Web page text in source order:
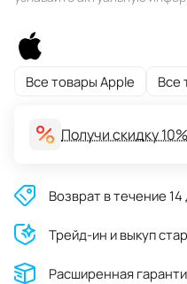
Все товары Apple Все
Получи скидку
Возврат в течение
Трейд-ин и выкуп
Расширенная